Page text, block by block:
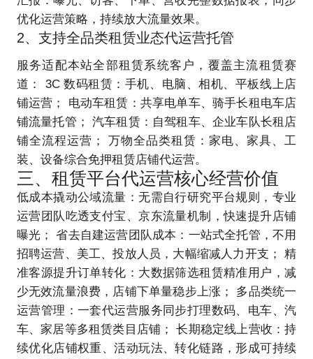
优化运营策略，持续放大流量效果。
2、支持全品类租赁业态代运营托管
服务适配本站全部租赁系统客户，覆盖主流租赁赛
道： 3C 数码租赁：手机、电脑、相机、平板线上店
铺运营； 电动车租赁：共享电单车、骑手长租电车店
铺流量托管； 汽车租赁：自驾租车、企业车队长租店
铺全流程运营； 万物全品类租赁：家电、家具、工
装、设备综合免押租赁店铺代运营。
三、租赁平台代运营核心经营价值
低成本撬动公域流量：无需自行研究平台规则，专业
运营团队吃透支付宝、京东流量机制，快速提升店铺
曝光； 省去自建运营团队成本：一站式全托管，不用
招聘运营、美工、投放人员，大幅缩减人力开支； 精
准客源提升订单转化：大数据筛选租赁精准用户，减
少无效流量浪费，店铺下单量稳步上涨； 多品类统一
运营管理：一套代运营服务同步打理数码、电车、汽
车、家居等多租赁类目店铺； 长期稳定线上营收：持
续优化店铺权重、活动玩法、转化链路，形成可持续